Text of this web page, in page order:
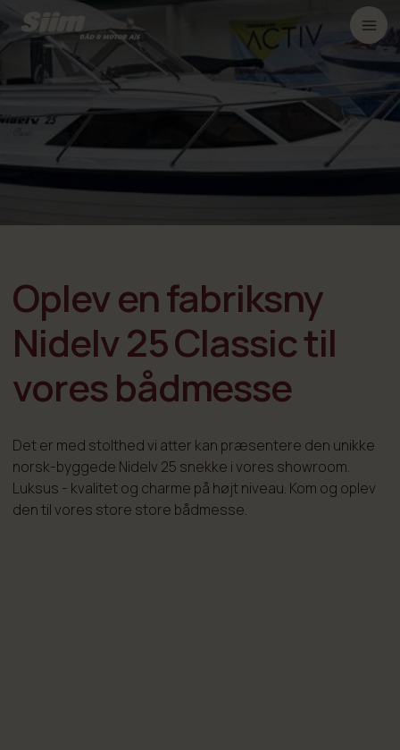
Oplev en fabriksny
Nidelv 25 Classic til
vores bådmesse
Det er med stolthed vi atter kan præsentere den unikke
norsk-byggede Nidelv 25 snekke i vores showroom.
Luksus - kvalitet og charme på højt niveau. Kom og oplev
den til vores store store bådmesse.